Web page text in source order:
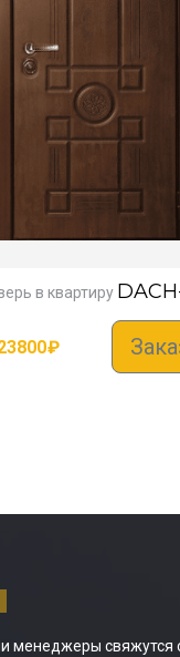
в квартиру
₽
менеджеры свяжутся